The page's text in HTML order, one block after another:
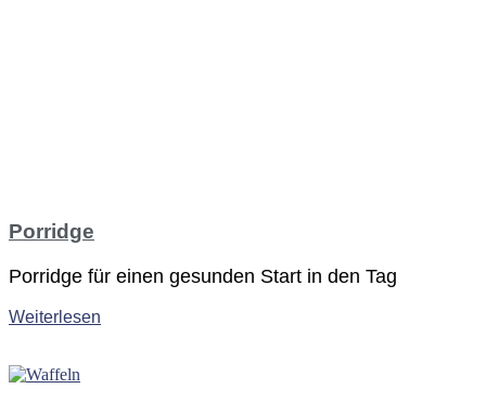
Porridge
Porridge für einen gesunden Start in den Tag
Weiterlesen